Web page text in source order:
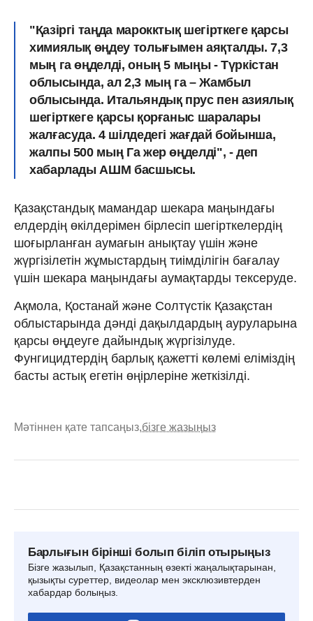
"Қазіргі таңда марокктық шегірткеге қарсы
химиялық өңдеу толығымен аяқталды. 7,3
мың га өңделді, оның 5 мыңы - Түркістан
облысында, ал 2,3 мың га – Жамбыл
облысында. Итальяндық прус пен азиялық
шегірткеге қарсы қорғаныс шаралары
жалғасуда. 4 шілдедегі жағдай бойынша,
жалпы 500 мың Га жер өңделді", - деп
хабарлады АШМ басшысы.
Қазақстандық мамандар шекара маңындағы
елдердің өкілдерімен бірлесіп шегірткелердің
шоғырланған аумағын анықтау үшін және
жүргізілетін жұмыстардың тиімділігін бағалау
үшін шекара маңындағы аумақтарды тексеруде.
Ақмола, Қостанай және Солтүстік Қазақстан
облыстарында дәнді дақылдардың ауруларына
қарсы өңдеуге дайындық жүргізілуде.
Фунгицидтердің барлық қажетті көлемі еліміздің
басты астық егетін өңірлеріне жеткізілді.
Мәтіннен қате тапсаңыз,бізге жазыңыз
Барлығын бірінші болып біліп отырыңыз
Бізге жазылып, Қазақстанның өзекті жаңалықтарынан,
қызықты суреттер, видеолар мен эксклюзивтерден
хабардар болыңыз.